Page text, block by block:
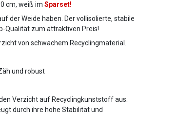
cm, weiß im Sparset!
der Weide haben. Der vollisolierte, stabile
Qualität zum attraktiven Preis!
von schwachem Recyclingmaterial.
und robust
Verzicht auf Recyclingkunststoff aus.
durch ihre hohe Stabilität und